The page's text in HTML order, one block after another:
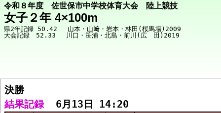
令和８年度 佐世保市中学校体育大会 陸上競技
女子２年 4×100m
県2年記録 50.42　 山本・山﨑・岩本・林田(桜馬場)2009
競技メニューへ
決勝
結果記録
  6月13日 14:20